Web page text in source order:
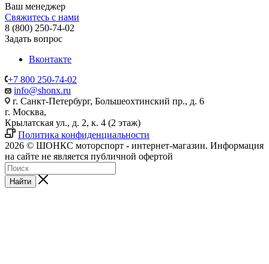
Ваш менеджер
Свяжитесь с нами
8 (800) 250-74-02
Задать вопрос
Вконтакте
+7 800 250-74-02
info@shonx.ru
г. Санкт-Петербург, Большеохтинский пр., д. 6
г. Москва,
Крылатская ул., д. 2, к. 4 (2 этаж)
Политика конфиденциальности
2026 © ШОНКС моторспорт - интернет-магазин. Информация
на сайте не является публичной офертой
Найти